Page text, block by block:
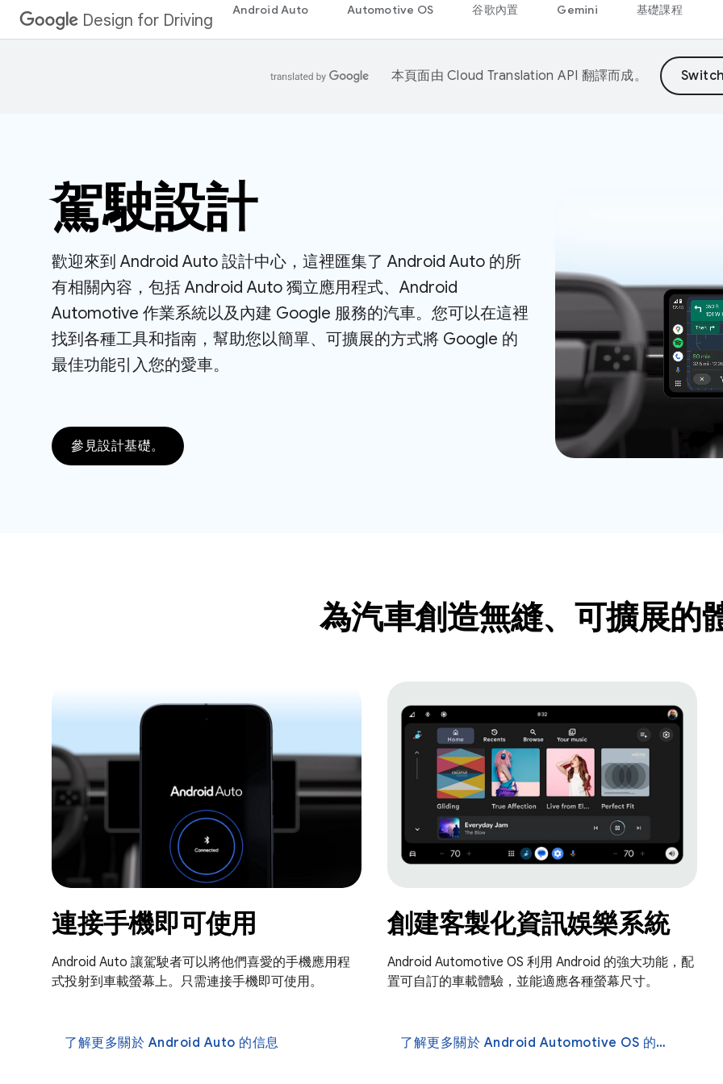
Design for Driving
Android Auto Automotive OS 谷歌內置 Gemini 基礎課程
本頁面由Cloud Translation API 翻譯而成。
駕駛設計
歡迎來到 Android Auto 設計中心，這裡匯集了 Android Auto 的所
有相關內容，包括 Android Auto 獨立應用程式、Android
Automotive 作業系統以及內建 Google 服務的汽車。您可以在這裡
找到各種工具和指南，幫助您以簡單、可擴展的方式將 Google 的
最佳功能引入您的愛車。
參見設計基礎。
為汽車創造無縫、可擴展的
連接手機即可使用
Android Auto 讓駕駛者可以將他們喜愛的手機應用程
式投射到車載螢幕上。只需連接手機即可使用。
了解更多關於 Android Auto 的信息
創建客製化資訊娛樂系統
Android Automotive OS 利用 Android 的強大功能，配
置可自訂的車載體驗，並能適應各種螢幕尺寸。
了解更多關於 Android Automotive OS 的信息